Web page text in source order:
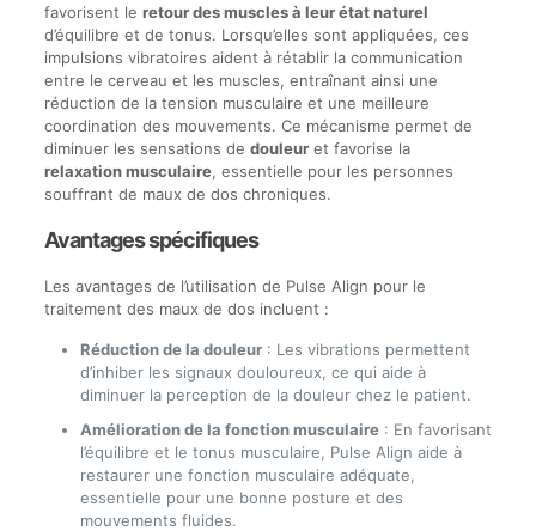
favorisent le retour des muscles à leur état naturel
d’équilibre et de tonus. Lorsqu’elles sont appliquées, ces
impulsions vibratoires aident à rétablir la communication
entre le cerveau et les muscles, entraînant ainsi une
réduction de la tension musculaire et une meilleure
coordination des mouvements. Ce mécanisme permet de
diminuer les sensations de douleuret favorise la
relaxation musculaire, essentielle pour les personnes
souffrant de maux de dos chroniques.
Avantages spécifiques
Les avantages de l’utilisation de Pulse Align pour le
traitement des maux de dos incluent :
Réduction de la douleur: Les vibrations permettent
d’inhiber les signaux douloureux, ce qui aide à
diminuer la perception de la douleur chez le patient.
Amélioration de la fonction musculaire: En favorisant
l’équilibre et le tonus musculaire, Pulse Align aide à
restaurer une fonction musculaire adéquate,
essentielle pour une bonne posture et des
mouvements fluides.